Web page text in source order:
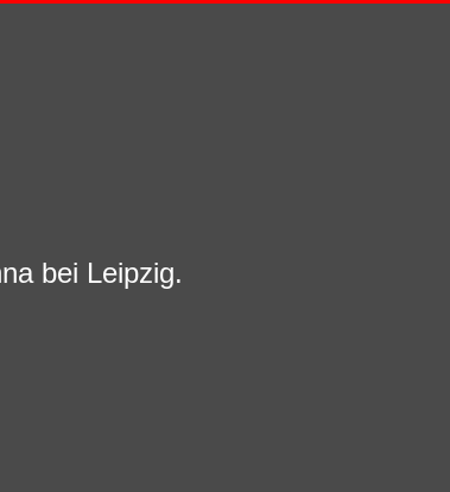
bei Leipzig.